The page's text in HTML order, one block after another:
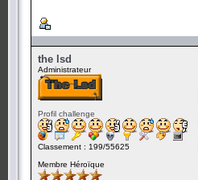
the lsd
Administrateur
Profil challenge
Classement : 199/55625
Membre Héroïque